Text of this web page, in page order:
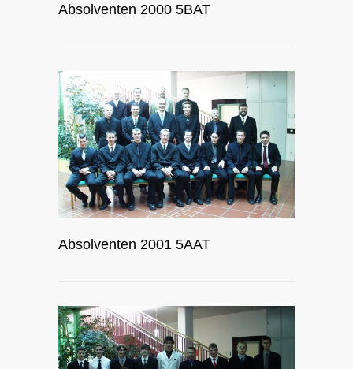
Absolventen 2000 5BAT
Absolventen 2001 5AAT